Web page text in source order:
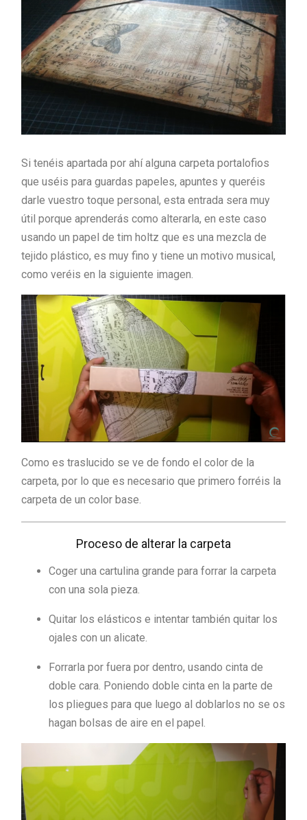
Si tenéis apartada por ahí alguna carpeta portalofios
que uséis para guardas papeles, apuntes y queréis
darle vuestro toque personal, esta entrada sera muy
útil porque aprenderás como alterarla, en este caso
usando un papel de tim holtz que es una mezcla de
tejido plástico, es muy fino y tiene un motivo musical,
como veréis en la siguiente imagen.
Como es traslucido se ve de fondo el color de la
carpeta, por lo que es necesario que primero forréis la
carpeta de un color base.
Proceso de alterar la carpeta
Coger una cartulina grande para forrar la carpeta
con una sola pieza.
Quitar los elásticos e intentar también quitar los
ojales con un alicate.
Forrarla por fuera por dentro, usando cinta de
doble cara. Poniendo doble cinta en la parte de
los pliegues para que luego al doblarlos no se os
hagan bolsas de aire en el papel.